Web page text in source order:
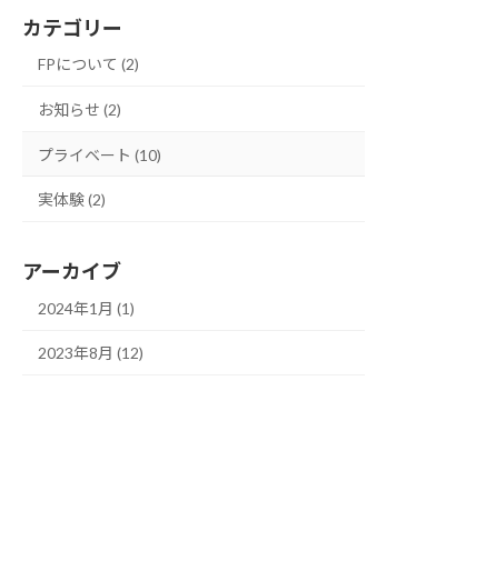
カテゴリー
FPについて (2)
お知らせ (2)
プライベート (10)
実体験 (2)
アーカイブ
2024年1月 (1)
2023年8月 (12)